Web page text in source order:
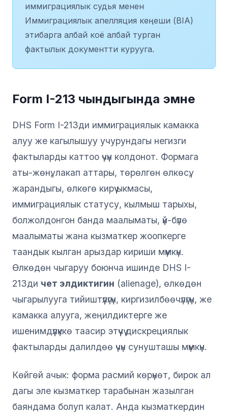
иммиграциялык судья менен
Иммиграциялык апелляция кеңеши (BIA)
этибарга албай коё албай турган
фактылык документти курууга.
Form I-213 чындыгында эмне
DHS Form I-213ди иммиграциялык камакка
алуу же кагылышуу учурундагы негизги
фактыларды каттоо үчүн колдонот. Формага
аты-жөнү, лакап аттары, төрөлгөн өлкөсү,
жарандыгы, өлкөгө кирүү ыкмасы,
иммиграциялык статусу, кылмыш тарыхы,
болжолдонгон банда маалыматы, үй-бүлө
маалыматы жана кызматкер жоопкерге
таандык кылган арыздар кириши мүмкүн.
Өлкөдөн чыгаруу боюнча ишинде DHS I-
213ди чет элдиктигин (alienage), өлкөдөн
чыгарылууга тийиштүүлүгүн, киргизилбөөчүлүгүн, же
камакка алууга, жеңилдиктерге же
ишенимдүүлүккө таасир этүүчү дискрециялык
фактыларды далилдөө үчүн сунушташы мүмкүн.
Көйгөй ачык: форма расмий көрүнөт, бирок ал
дагы эле кызматкер тарабынан жазылган
баяндама болуп калат. Анда кызматкердин